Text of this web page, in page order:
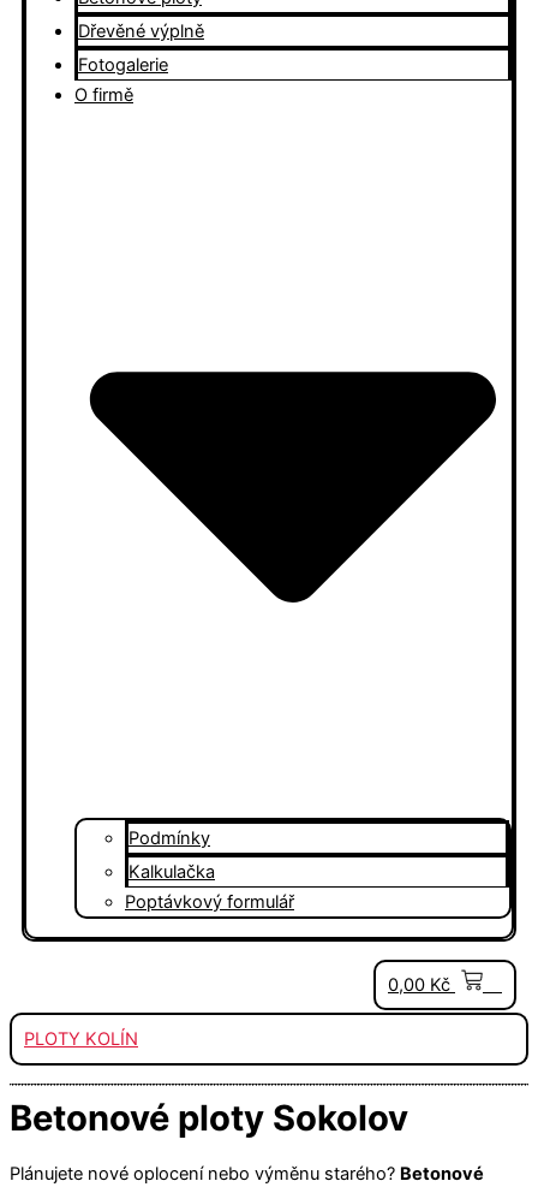
Dřevěné výplně
Fotogalerie
O firmě
Podmínky
Kalkulačka
Poptávkový formulář
0,00 Kč
PLOTY KOLÍN
Betonové ploty Sokolov
Plánujete nové oplocení nebo výměnu starého? Betonové